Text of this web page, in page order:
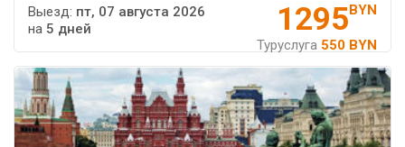
1295BYN
Туруслуга 550 BYN
Выезд: пт, 07 августа 2026
на 5 дней